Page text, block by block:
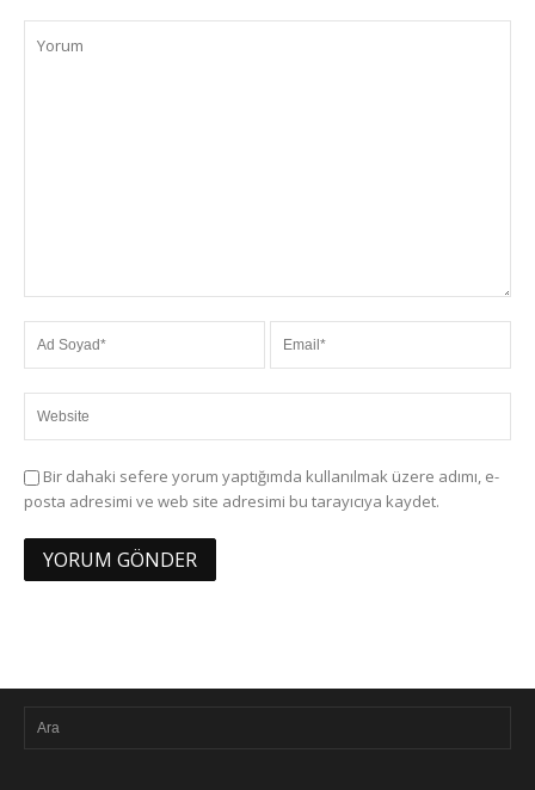
Bir dahaki sefere yorum yaptığımda kullanılmak üzere adımı, e-
posta adresimi ve web site adresimi bu tarayıcıya kaydet.